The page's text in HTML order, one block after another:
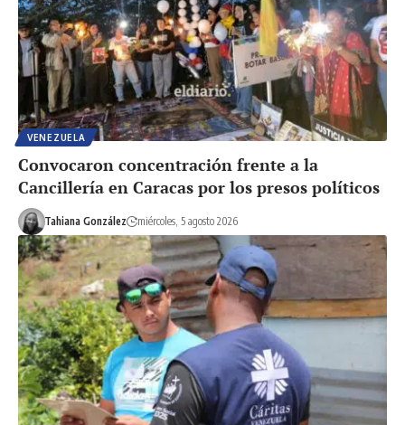
VENEZUELA
Convocaron concentración frente a la
Cancillería en Caracas por los presos políticos
Tahiana González miércoles, 5 agosto 2026